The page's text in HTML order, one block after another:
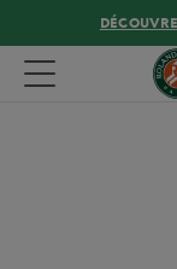
Toggle navigation